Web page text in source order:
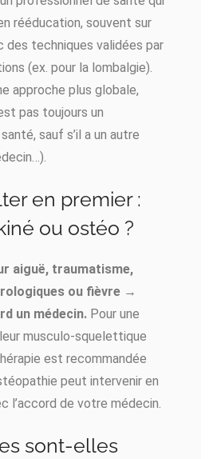
rééducation, souvent sur
des techniques validées par
(ex. pour la lombalgie).
approche plus globale,
pas toujours un
sauf s’il a un autre
en premier :
ou ostéo ?
aiguë, traumatisme,
ou fièvre →
un médecin. Pour une
musculo-squelettique
est recommandée
peut intervenir en
l’accord de votre médecin.
sont-elles